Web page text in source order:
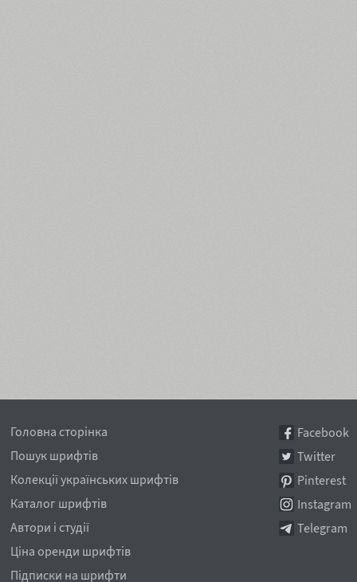
Головна сторінка
Пошук шрифтів
Колекції українських шрифтів
Каталог шрифтів
Автори і студії
Ціна оренди шрифтів
Підписки на шрифти
Facebook
Twitter
Pinterest
Instagram
Telegram